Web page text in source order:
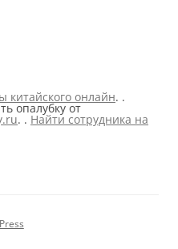
китайского онлайн. .
опалубку от
. . Найти сотрудника на